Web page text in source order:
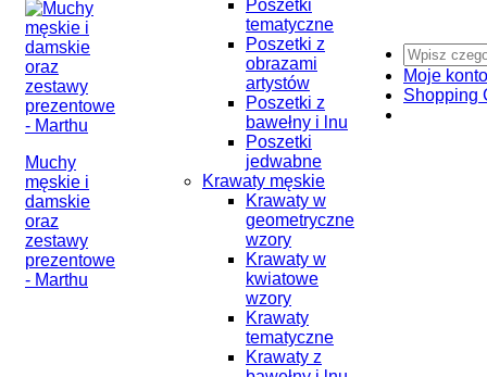
Muchy
męskie i
damskie
oraz
zestawy
prezentowe
- Marthu
Poszetki
tematyczne
Poszetki z
obrazami
artystów
Poszetki z
bawełny i lnu
Poszetki
jedwabne
Krawaty męskie
Krawaty w
geometryczne
wzory
Krawaty w
kwiatowe
wzory
Krawaty
tematyczne
Krawaty z
Moje konto
Shopping